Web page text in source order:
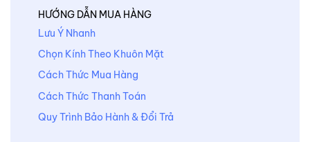
HƯỚNG DẪN MUA HÀNG
Lưu Ý Nhanh
Chọn Kính Theo Khuôn Mặt
Cách Thức Mua Hàng
Cách Thức Thanh Toán
Quy Trình Bảo Hành & Đổi Trả